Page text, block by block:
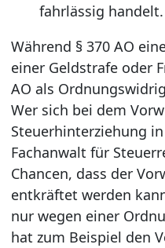
fahrlässig handelt.
Während § 370 AO
einer Geldstrafe oder
AO als
Wer sich bei dem
Steuerhinterziehung
Fachanwalt für
Chancen, dass der
entkräftet werden
nur wegen einer
hat zum Beispiel den